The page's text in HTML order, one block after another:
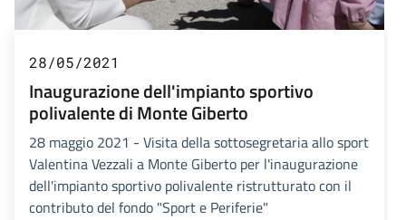
28/05/2021
Inaugurazione dell'impianto sportivo
polivalente di Monte Giberto
28 maggio 2021 - Visita della sottosegretaria allo sport
Valentina Vezzali a Monte Giberto per l'inaugurazione
dell'impianto sportivo polivalente ristrutturato con il
contributo del fondo "Sport e Periferie"